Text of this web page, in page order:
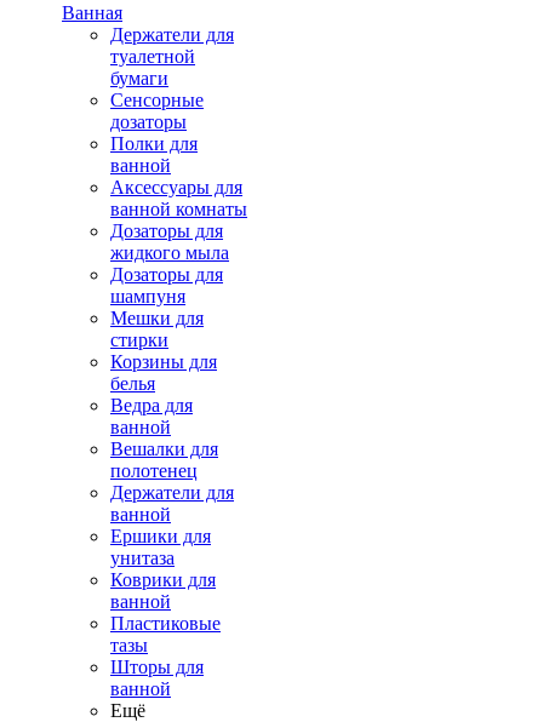
Ванная
Держатели для
туалетной
бумаги
Сенсорные
дозаторы
Полки для
ванной
Аксессуары для
ванной комнаты
Дозаторы для
жидкого мыла
Дозаторы для
шампуня
Мешки для
стирки
Корзины для
белья
Ведра для
ванной
Вешалки для
полотенец
Держатели для
ванной
Ершики для
унитаза
Коврики для
ванной
Пластиковые
тазы
Шторы для
ванной
Ещё